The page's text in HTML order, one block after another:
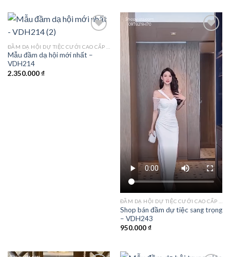
Add to
Mẫu đầm dạ hội mới nhất –
VDH214
2.350.000₫
wishlist
Shop bán đầm dự tiệc sang trọng
– VDH243
950.000₫